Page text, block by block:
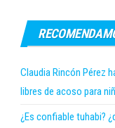
Claudia Rincón Pérez
libres de acoso para
¿Es confiable tuhabi?